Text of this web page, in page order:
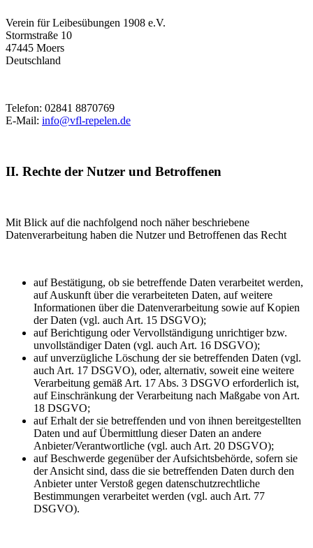
Verein für Leibesübungen 1908 e.V.
Stormstraße 10
47445 Moers
Deutschland
Telefon: 02841 8870769
E-Mail: info@vfl-repelen.de
II. Rechte der Nutzer und Betroffenen
Mit Blick auf die nachfolgend noch näher beschriebene
Datenverarbeitung haben die Nutzer und Betroffenen das Recht
auf Bestätigung, ob sie betreffende Daten verarbeitet werden,
auf Auskunft über die verarbeiteten Daten, auf weitere
Informationen über die Datenverarbeitung sowie auf Kopien
der Daten (vgl. auch Art. 15 DSGVO);
auf Berichtigung oder Vervollständigung unrichtiger bzw.
unvollständiger Daten (vgl. auch Art. 16 DSGVO);
auf unverzügliche Löschung der sie betreffenden Daten (vgl.
auch Art. 17 DSGVO), oder, alternativ, soweit eine weitere
Verarbeitung gemäß Art. 17 Abs. 3 DSGVO erforderlich ist,
auf Einschränkung der Verarbeitung nach Maßgabe von Art.
18 DSGVO;
auf Erhalt der sie betreffenden und von ihnen bereitgestellten
Daten und auf Übermittlung dieser Daten an andere
Anbieter/Verantwortliche (vgl. auch Art. 20 DSGVO);
auf Beschwerde gegenüber der Aufsichtsbehörde, sofern sie
der Ansicht sind, dass die sie betreffenden Daten durch den
Anbieter unter Verstoß gegen datenschutzrechtliche
Bestimmungen verarbeitet werden (vgl. auch Art. 77
DSGVO).